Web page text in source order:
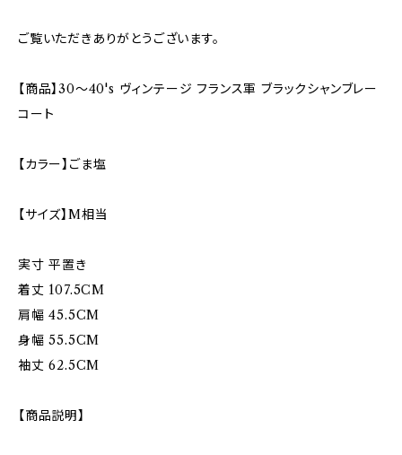
ご覧いただきありがとうございます。
【商品】30〜40's ヴィンテージ フランス軍 ブラックシャンブレー
コート
【カラー】ごま塩
【サイズ】M相当
実寸 平置き
着丈 107.5CM
肩幅 45.5CM
身幅 55.5CM
袖丈 62.5CM
【商品説明】